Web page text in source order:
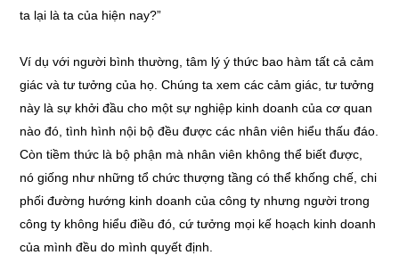
ta lại là ta của hiện nay?”
Ví dụ với người bình thường, tâm lý ý thức bao hàm tất cả cảm
giác và tư tưởng của họ. Chúng ta xem các cảm giác, tư tưởng
này là sự khởi đầu cho một sự nghiệp kinh doanh của cơ quan
nào đó, tình hình nội bộ đều được các nhân viên hiểu thấu đáo.
Còn tiềm thức là bộ phận mà nhân viên không thể biết được,
nó giống như những tổ chức thượng tầng có thể khống chế, chi
phối đường hướng kinh doanh của công ty nhưng người trong
công ty không hiểu điều đó, cứ tưởng mọi kế hoạch kinh doanh
của mình đều do mình quyết định.